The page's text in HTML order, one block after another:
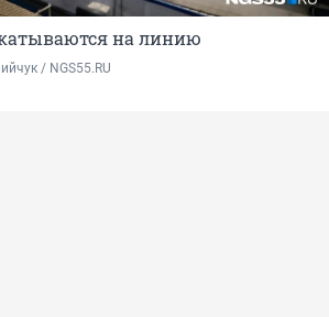
на линию
/ NGS55.RU